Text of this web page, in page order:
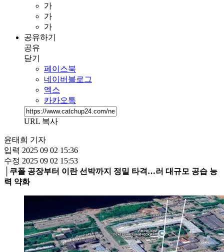
가
가
가
공유하기
공유
닫기
페이스북
네이버블로그
엑스
카카오톡
URL 복사
윤태희 기자
입력 2025 09 02 15:36
수정 2025 09 02 15:53
│쿠폴 공장부터 이란 선박까지 정밀 타격…러 대규모 공습 능
력 약화